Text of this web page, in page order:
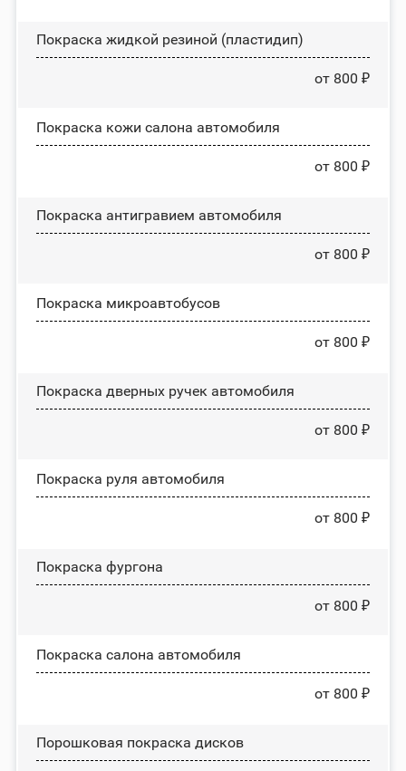
Покраска жидкой резиной (пластидип)
от 800 ₽
Покраска кожи салона автомобиля
от 800 ₽
Покраска антигравием автомобиля
от 800 ₽
Покраска микроавтобусов
от 800 ₽
Покраска дверных ручек автомобиля
от 800 ₽
Покраска руля автомобиля
от 800 ₽
Покраска фургона
от 800 ₽
Покраска салона автомобиля
от 800 ₽
Порошковая покраска дисков